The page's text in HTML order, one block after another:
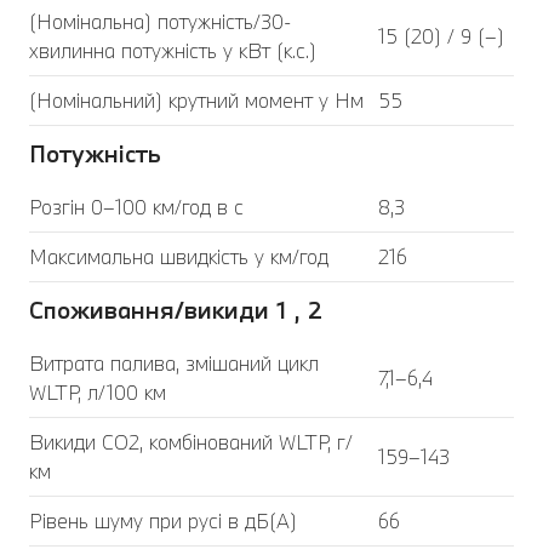
(Номінальна) потужність/30-
хвилинна потужність у кВт (к.с.)
15 (20) / 9 (–)
(Номінальний) крутний момент у Нм 55
Потужність
Розгін 0–100 км/год в с
8,3
Максимальна швидкість у км/год
216
Споживання/викиди 1 , 2
Витрата палива, змішаний цикл
WLTP, л/100 км
7,1–6,4
Викиди CO2, комбінований WLTP, г/
км
159–143
Рівень шуму при русі в дБ(А)
66